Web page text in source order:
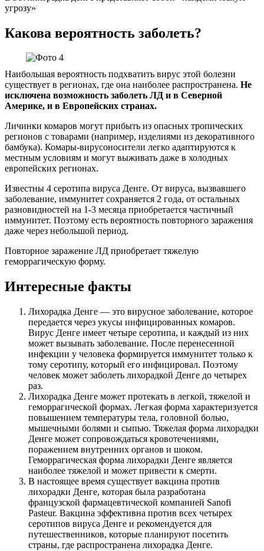
угрозу»
Какова вероятность заболеть?
Наибольшая вероятность подхватить вирус этой болезни
существует в регионах, где она наиболее распространена. Не
исключена возможность заболеть ЛД и в Северной
Америке, и в Европейских странах.
Личинки комаров могут прибыть из опасных тропических
регионов с товарами (например, изделиями из декоративного
бамбука). Комары-вирусоносители легко адаптируются к
местным условиям и могут выживать даже в холодных
европейских регионах.
Известны 4 серотипа вируса Денге. От вируса, вызвавшего
заболевание, иммунитет сохраняется 2 года, от остальных
разновидностей на 1-3 месяца приобретается частичный
иммунитет. Поэтому есть вероятность повторного заражения
даже через небольшой период.
Повторное заражение ЛД приобретает тяжелую
геморрагическую форму.
Интересные факты
Лихорадка Денге — это вирусное заболевание, которое
передается через укусы инфицированных комаров.
Вирус Денге имеет четыре серотипа, и каждый из них
может вызывать заболевание. После перенесенной
инфекции у человека формируется иммунитет только к
тому серотипу, который его инфицировал. Поэтому
человек может заболеть лихорадкой Денге до четырех
раз.
Лихорадка Денге может протекать в легкой, тяжелой и
геморрагической формах. Легкая форма характеризуется
повышением температуры тела, головной болью,
мышечными болями и сыпью. Тяжелая форма лихорадки
Денге может сопровождаться кровотечениями,
поражением внутренних органов и шоком.
Геморрагическая форма лихорадки Денге является
наиболее тяжелой и может привести к смерти.
В настоящее время существует вакцина против
лихорадки Денге, которая была разработана
французской фармацевтической компанией Sanofi
Pasteur. Вакцина эффективна против всех четырех
серотипов вируса Денге и рекомендуется для
путешественников, которые планируют посетить
страны, где распространена лихорадка Денге.